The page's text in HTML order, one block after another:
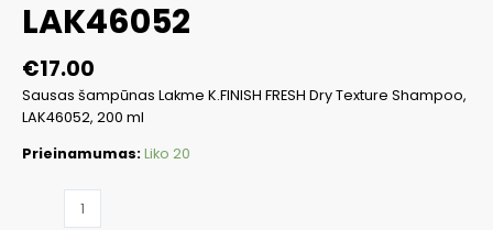
LAK46052
€17.00
Sausas šampūnas Lakme K.FINISH FRESH Dry Texture Shampoo,
LAK46052, 200 ml
Prieinamumas:Liko 20